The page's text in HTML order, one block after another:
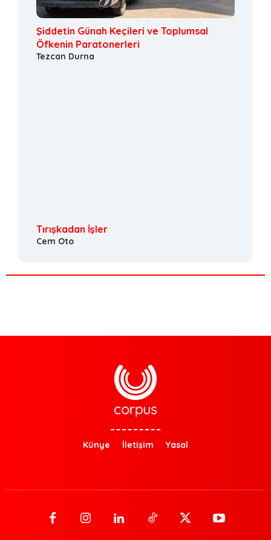
Şiddetin Günah Keçileri ve Toplumsal
Öfkenin Paratonerleri
Tezcan Durna
Tırışkadan İşler
Cem Oto
Künye İletişim Yasal